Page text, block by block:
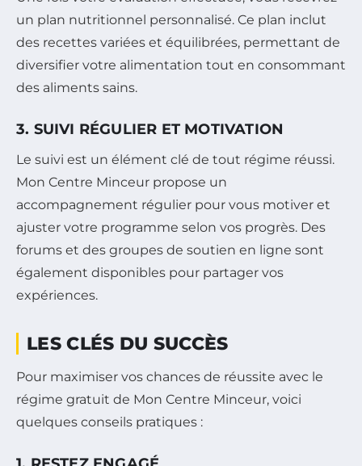
un plan nutritionnel personnalisé. Ce plan inclut
des recettes variées et équilibrées, permettant de
diversifier votre alimentation tout en consommant
des aliments sains.
3. SUIVI RÉGULIER ET MOTIVATION
Le suivi est un élément clé de tout régime réussi.
Mon Centre Minceur propose un
accompagnement régulier pour vous motiver et
ajuster votre programme selon vos progrès. Des
forums et des groupes de soutien en ligne sont
également disponibles pour partager vos
expériences.
LES CLÉS DU SUCCÈS
Pour maximiser vos chances de réussite avec le
régime gratuit de Mon Centre Minceur, voici
quelques conseils pratiques :